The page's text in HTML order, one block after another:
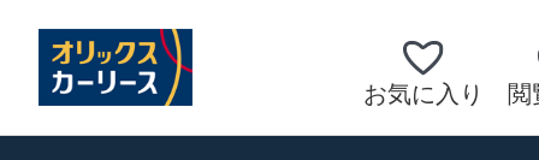
お気に入り 閲